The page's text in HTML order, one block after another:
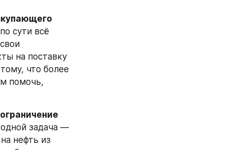
сути всё
на поставку
что более
помочь,
задача —
нефть из